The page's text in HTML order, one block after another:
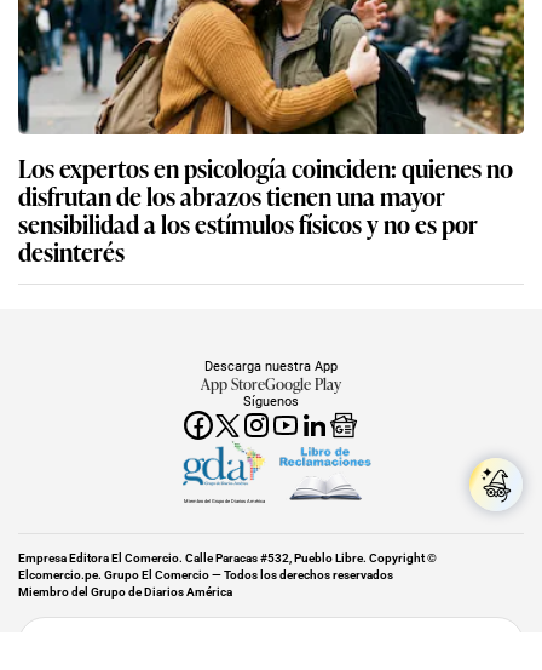
Los expertos en psicología coinciden: quienes no
disfrutan de los abrazos tienen una mayor
sensibilidad a los estímulos físicos y no es por
desinterés
Síguenos
Descarga nuestra App
App StoreGoogle Play
Miembro del Grupo de Diarios América
Empresa Editora El Comercio. Calle Paracas #532, Pueblo Libre. Copyright ©
Elcomercio.pe. Grupo El Comercio — Todos los derechos reservados
Miembro del Grupo de Diarios América